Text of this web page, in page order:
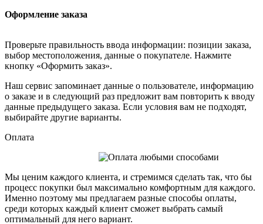
Оформление заказа
Проверьте правильность ввода информации: позиции заказа,
выбор местоположения, данные о покупателе. Нажмите
кнопку «Оформить заказ».
Наш сервис запоминает данные о пользователе, информацию
о заказе и в следующий раз предложит вам повторить к вводу
данные предыдущего заказа. Если условия вам не подходят,
выбирайте другие варианты.
Оплата
Мы ценим каждого клиента, и стремимся сделать так, что бы
процесс покупки был максимально комфортным для каждого.
Именно поэтому мы предлагаем разные способы оплаты,
среди которых каждый клиент сможет выбрать самый
оптимальный для него вариант.